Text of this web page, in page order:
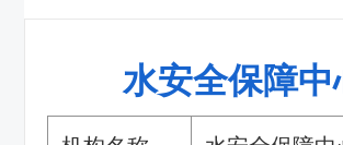
水安全保障中